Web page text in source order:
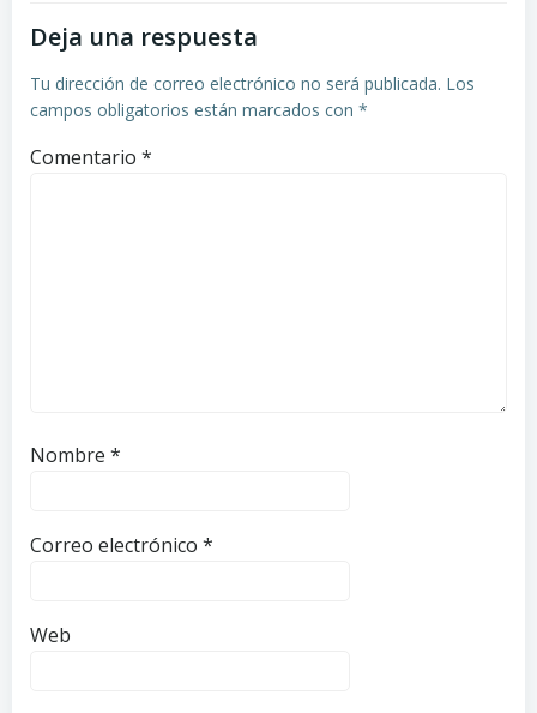
entradas
entradas
Deja una respuesta
Tu dirección de correo electrónico no será publicada. Los
campos obligatorios están marcados con *
Comentario *
Nombre *
Correo electrónico *
Web